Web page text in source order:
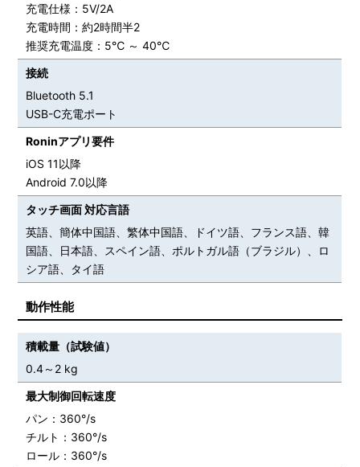
充電仕様：5V/2A
充電時間：約2時間半2
推奨充電温度：5℃ ～ 40℃
接続
Bluetooth 5.1
USB-C充電ポート
Roninアプリ要件
iOS 11以降
Android 7.0以降
タッチ画面 対応言語
英語、簡体中国語、繁体中国語、ドイツ語、フランス語、韓
国語、日本語、スペイン語、ポルトガル語（ブラジル）、ロ
シア語、タイ語
動作性能
積載量（試験値）
0.4～2 kg
最大制御回転速度
パン：360°/s
チルト：360°/s
ロール：360°/s